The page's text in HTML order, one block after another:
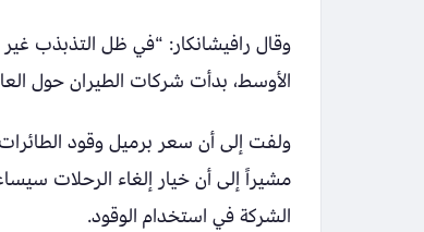
وقال رافيشانكار: “في ظل التذبذب
الأوسط، بدأت شركات الطيران حول
مشيراً إلى أن خيار إلغاء الرحلات
الشركة في استخدام الوقود.